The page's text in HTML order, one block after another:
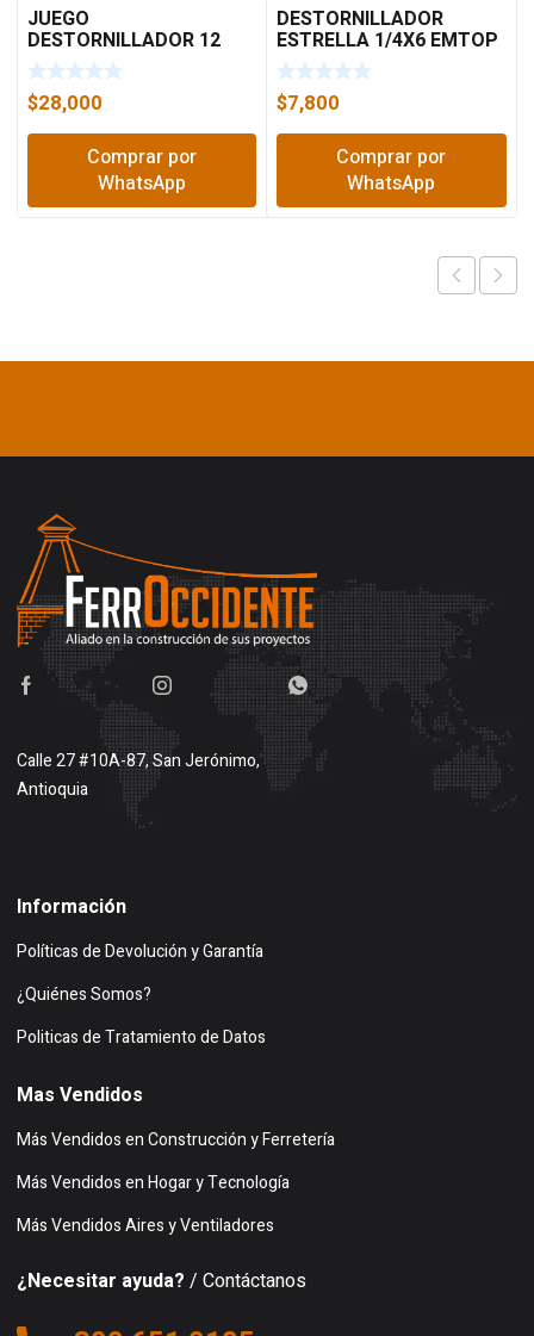
JUEGO
DESTORNILLADOR 12
PIEZAS 1201 EMTOP
$28,000
Comprar por
WhatsApp
DESTORNILLADOR
ESTRELLA 1/4X6 EMTOP
2602
$7,800
Comprar por
WhatsApp
Calle 27 #10A-87, San Jerónimo,
Antioquia
Información
Políticas de Devolución y Garantía
¿Quiénes Somos?
Politicas de Tratamiento de Datos
Mas Vendidos
Más Vendidos en Construcción y Ferretería
Más Vendidos en Hogar y Tecnología
Más Vendidos Aires y Ventiladores
¿Necesitar ayuda? / Contáctanos